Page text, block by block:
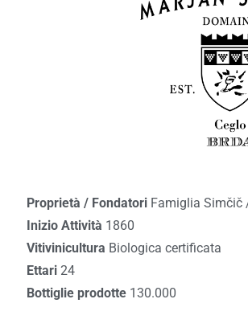
Proprietà / Fondatori Famiglia Simčič
Inizio Attività 1860
Vitivinicultura Biologica certificata
Ettari 24
Bottiglie prodotte 130.000